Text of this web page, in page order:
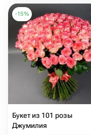
-15%
Букет из 101 розы
Джумилия